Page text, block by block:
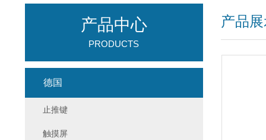
产品
产品中心
PRODUCTS
德国
止推键
触摸屏